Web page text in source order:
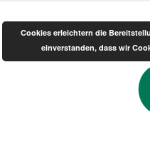
Cookies erleichtern die
einverstanden, dass wir